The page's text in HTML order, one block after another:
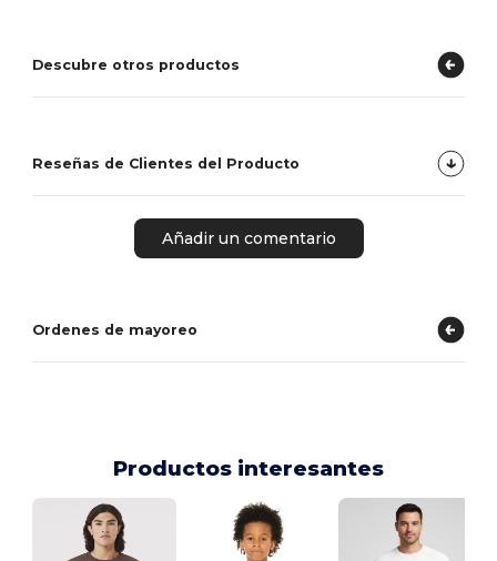
Descubre otros productos
Reseñas de Clientes del Producto
Añadir un comentario
Ordenes de mayoreo
Productos interesantes